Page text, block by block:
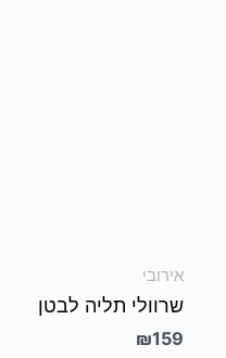
אירובי
שרוולי תליה לבטן
₪159